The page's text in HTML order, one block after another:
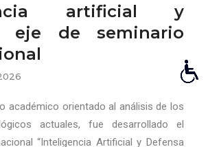
artificial y
eje de seminario
académico orientado al análisis de los
actuales, fue desarrollado el
“Inteligencia Artificial y Defensa